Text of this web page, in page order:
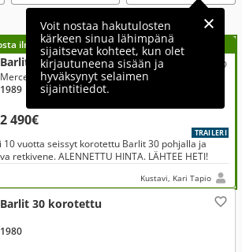
Voit nostaa hakutulosten
kärkeen sinua lähimpänä
sijaitsevat kohteet, kun olet
kirjautuneena sisään ja
hyväksynyt selaimen
sijaintitiedot.
ilmoituksesi tähän?
Barlit Sampi 30
2 490€
Mercedes-Benz 72 Hp 1982
1989
TRAILERI
10 vuotta seissyt korotettu Barlit 30 pohjalla ja
retkivene. ALENNETTU HINTA. LÄHTEE HETI!
Kustavi, Kari Tapio
Barlit 30 korotettu
1980